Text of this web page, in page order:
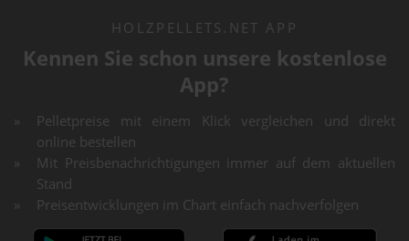
HOLZPELLETS.NET APP
Kennen Sie schon unsere kostenlose
App?
Pelletpreise mit einem Klick vergleichen und direkt
online bestellen
Mit Preisbenachrichtigungen immer auf dem aktuellen
Stand
Preisentwicklungen im Chart einfach nachverfolgen